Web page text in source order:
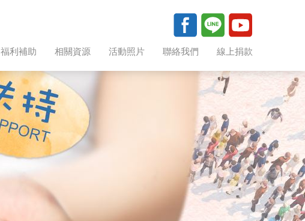
福利補助 相關資源 活動照片 聯絡我們 線上捐款